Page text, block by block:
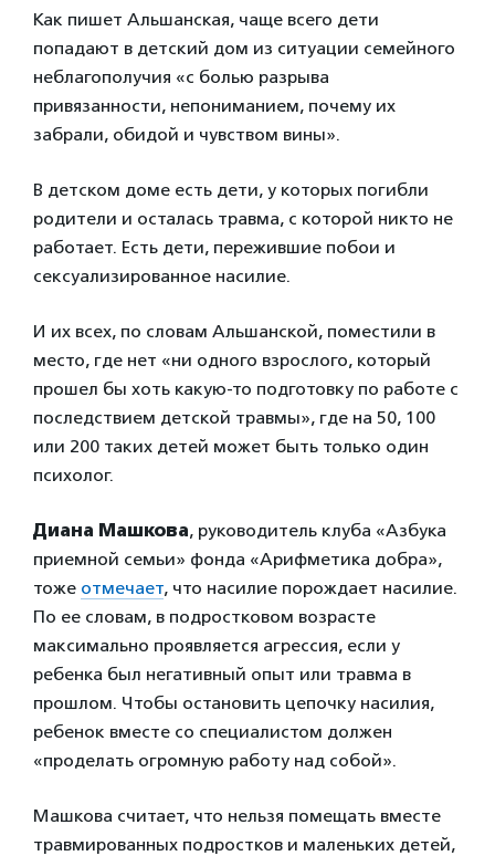
Как пишет Альшанская, чаще всего дети
попадают в детский дом из ситуации семейного
неблагополучия «с болью разрыва
привязанности, непониманием, почему их
забрали, обидой и чувством вины».
В детском доме есть дети, у которых погибли
родители и осталась травма, с которой никто не
работает. Есть дети, пережившие побои и
сексуализированное насилие.
И их всех, по словам Альшанской, поместили в
место, где нет «ни одного взрослого, который
прошел бы хоть какую-то подготовку по работе с
последствием детской травмы», где на 50, 100
или 200 таких детей может быть только один
психолог.
Диана Машкова, руководитель клуба «Азбука
приемной семьи» фонда «Арифметика добра»,
тоже отмечает, что насилие порождает насилие.
По ее словам, в подростковом возрасте
максимально проявляется агрессия, если у
ребенка был негативный опыт или травма в
прошлом. Чтобы остановить цепочку насилия,
ребенок вместе со специалистом должен
«проделать огромную работу над собой».
Машкова считает, что нельзя помещать вместе
травмированных подростков и маленьких детей,